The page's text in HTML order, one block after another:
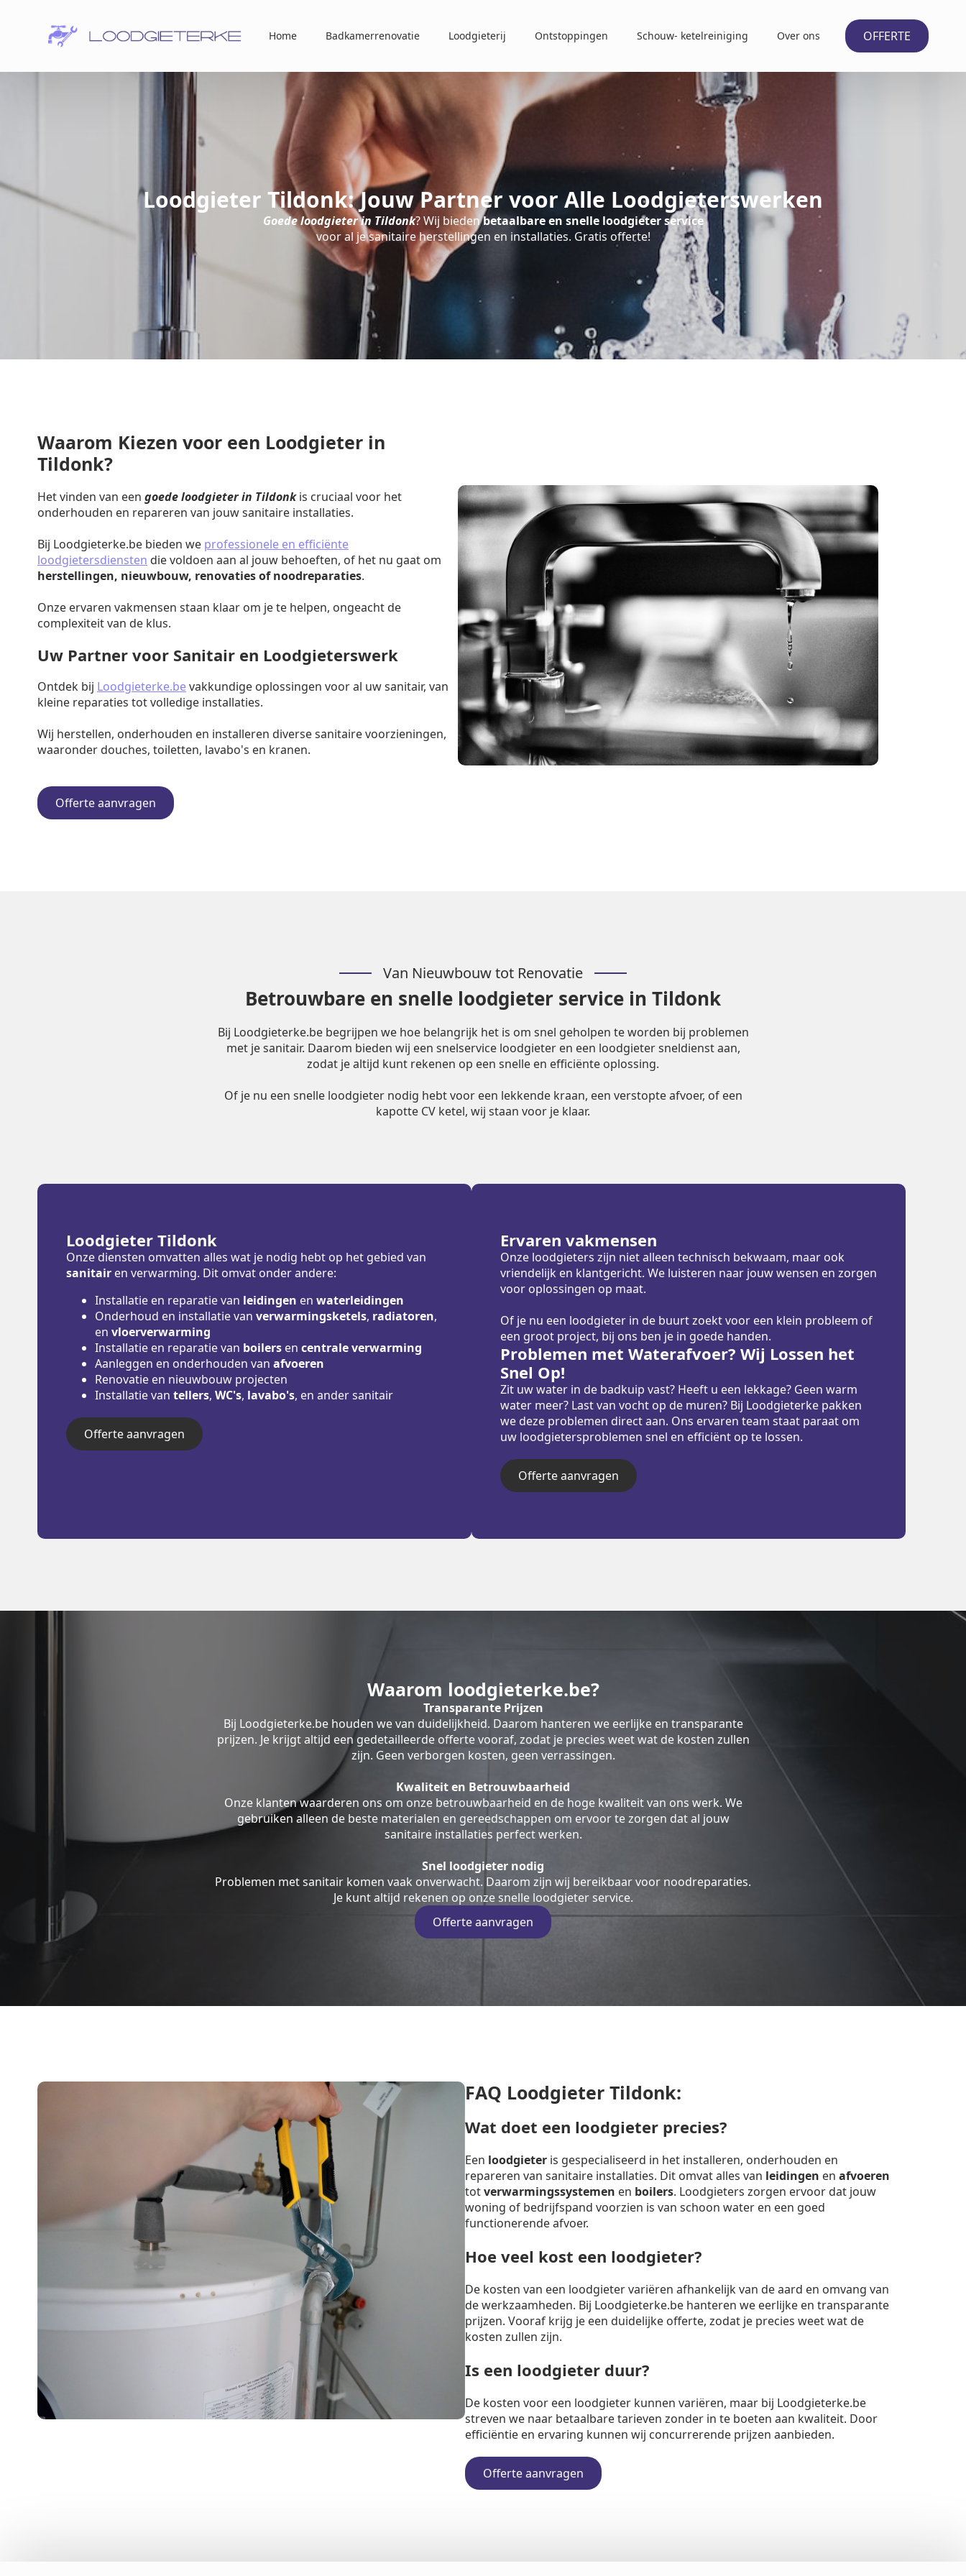
Home Badkamerrenovatie Loodgieterij Ontstoppingen Schouw- ketelreiniging Over ons OFFERTE
Loodgieter Tildonk: Jouw Partner voor Alle Loodgieterswerken
Goede loodgieter in Tildonk? Wij biedenbetaalbare en snelle loodgieter service
voor al je sanitaire herstellingen en installaties. Gratis offerte!
Waarom Kiezen voor een Loodgieter in
Tildonk?
Het vinden van een goede loodgieter in Tildonkis cruciaal voor het
onderhouden en repareren van jouw sanitaire installaties.
Bij Loodgieterke.be bieden we professionele en efficiënte
loodgietersdiensten die voldoen aan al jouw behoeften, of het nu gaat om
herstellingen, nieuwbouw, renovaties of noodreparaties.
Onze ervaren vakmensen staan klaar om je te helpen, ongeacht de
complexiteit van de klus.
Uw Partner voor Sanitair en Loodgieterswerk
Ontdek bij Loodgieterke.bevakkundige oplossingen voor al uw sanitair, van
kleine reparaties tot volledige installaties.
Wij herstellen, onderhouden en installeren diverse sanitaire voorzieningen,
waaronder douches, toiletten, lavabo's en kranen.
Offerte aanvragen
Van Nieuwbouw tot Renovatie
Betrouwbare en snelle loodgieter service in Tildonk
Bij Loodgieterke.be begrijpen we hoe belangrijk het is om snel geholpen te worden bij problemen
met je sanitair. Daarom bieden wij een snelservice loodgieter en een loodgieter sneldienst aan,
zodat je altijd kunt rekenen op een snelle en efficiënte oplossing.
Of je nu een snelle loodgieter nodig hebt voor een lekkende kraan, een verstopte afvoer, of een
kapotte CV ketel, wij staan voor je klaar.
Loodgieter Tildonk
Onze diensten omvatten alles wat je nodig hebt op het gebied van
sanitair en verwarming. Dit omvat onder andere:
Installatie en reparatie van leidingen en waterleidingen
Onderhoud en installatie van verwarmingsketels, radiatoren,
en vloerverwarming
Installatie en reparatie van boilers en centrale verwarming
Aanleggen en onderhouden van afvoeren
Renovatie en nieuwbouw projecten
Installatie van tellers, WC's, lavabo's, en ander sanitair
Offerte aanvragen
Ervaren vakmensen
Onze loodgieters zijn niet alleen technisch bekwaam, maar ook
vriendelijk en klantgericht. We luisteren naar jouw wensen en zorgen
voor oplossingen op maat.
Of je nu een loodgieter in de buurt zoekt voor een klein probleem of
een groot project, bij ons ben je in goede handen.
Problemen met Waterafvoer? Wij Lossen het
Snel Op!
Zit uw water in de badkuip vast? Heeft u een lekkage? Geen warm
water meer? Last van vocht op de muren? Bij Loodgieterke pakken
we deze problemen direct aan. Ons ervaren team staat paraat om
uw loodgietersproblemen snel en efficiënt op te lossen.
Offerte aanvragen
Waarom loodgieterke.be?
Transparante Prijzen
Bij Loodgieterke.be houden we van duidelijkheid. Daarom hanteren we eerlijke en transparante
prijzen. Je krijgt altijd een gedetailleerde offerte vooraf, zodat je precies weet wat de kosten zullen
zijn. Geen verborgen kosten, geen verrassingen.
Kwaliteit en Betrouwbaarheid
Onze klanten waarderen ons om onze betrouwbaarheid en de hoge kwaliteit van ons werk. We
gebruiken alleen de beste materialen en gereedschappen om ervoor te zorgen dat al jouw
sanitaire installaties perfect werken.
Snel loodgieter nodig
Problemen met sanitair komen vaak onverwacht. Daarom zijn wij bereikbaar voor noodreparaties.
Je kunt altijd rekenen op onze snelle loodgieter service.
Offerte aanvragen
FAQ Loodgieter Tildonk:
Wat doet een loodgieter precies?
Een loodgieter is gespecialiseerd in het installeren, onderhouden en
repareren van sanitaire installaties. Dit omvat alles van leidingen en afvoeren
totverwarmingssystemen en boilers. Loodgieters zorgen ervoor dat jouw
woning of bedrijfspand voorzien is van schoon water en een goed
functionerende afvoer.
Hoe veel kost een loodgieter?
De kosten van een loodgieter variëren afhankelijk van de aard en omvang van
de werkzaamheden. Bij Loodgieterke.be hanteren we eerlijke en transparante
prijzen. Vooraf krijg je een duidelijke offerte, zodat je precies weet wat de
kosten zullen zijn.
Is een loodgieter duur?
De kosten voor een loodgieter kunnen variëren, maar bij Loodgieterke.be
streven we naar betaalbare tarieven zonder in te boeten aan kwaliteit. Door
efficiëntie en ervaring kunnen wij concurrerende prijzen aanbieden.
Offerte aanvragen